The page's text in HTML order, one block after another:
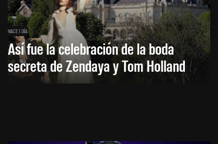
HACE 1 DÍA
Así fue la celebración de la boda
secreta de Zendaya y Tom Holland